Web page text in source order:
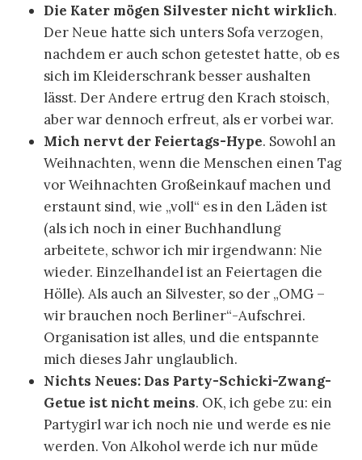
Die Kater mögen Silvester nicht wirklich.
Der Neue hatte sich unters Sofa verzogen,
nachdem er auch schon getestet hatte, ob es
sich im Kleiderschrank besser aushalten
lässt. Der Andere ertrug den Krach stoisch,
aber war dennoch erfreut, als er vorbei war.
Mich nervt der Feiertags-Hype. Sowohl an
Weihnachten, wenn die Menschen einen Tag
vor Weihnachten Großeinkauf machen und
erstaunt sind, wie „voll“ es in den Läden ist
(als ich noch in einer Buchhandlung
arbeitete, schwor ich mir irgendwann: Nie
wieder. Einzelhandel ist an Feiertagen die
Hölle). Als auch an Silvester, so der „OMG –
wir brauchen noch Berliner“-Aufschrei.
Organisation ist alles, und die entspannte
mich dieses Jahr unglaublich.
Nichts Neues: Das Party-Schicki-Zwang-
Getue ist nicht meins. OK, ich gebe zu: ein
Partygirl war ich noch nie und werde es nie
werden. Von Alkohol werde ich nur müde